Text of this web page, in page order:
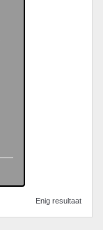
Enig resultaat